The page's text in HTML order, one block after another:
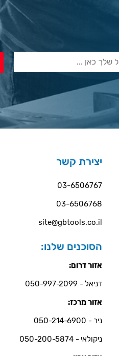
יצירת קשר
03-6506767
03-6506768
site@gbtools.co.il
הסוכנים שלנו:
אזור דרום:
דניאל - 050-997-2099
אזור מרכז:
ניר - 050-214-6900
ניקולאי - 050-200-5874